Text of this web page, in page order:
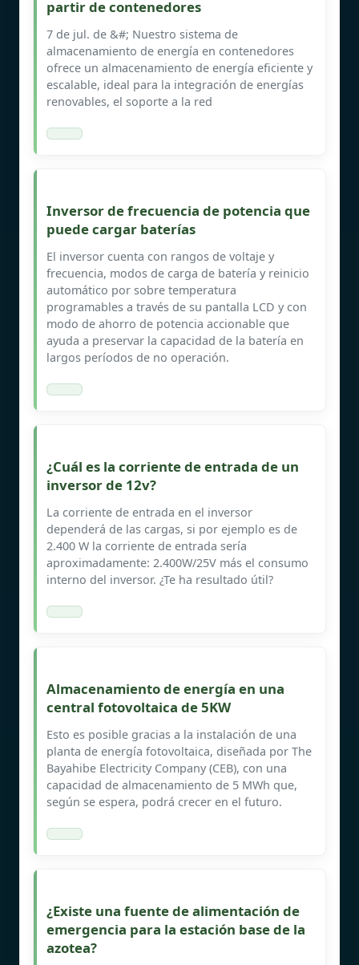
partir de contenedores
7 de jul. de &#; Nuestro sistema de
almacenamiento de energía en contenedores
ofrece un almacenamiento de energía eficiente y
escalable, ideal para la integración de energías
renovables, el soporte a la red
Inversor de frecuencia de potencia que
puede cargar baterías
El inversor cuenta con rangos de voltaje y
frecuencia, modos de carga de batería y reinicio
automático por sobre temperatura
programables a través de su pantalla LCD y con
modo de ahorro de potencia accionable que
ayuda a preservar la capacidad de la batería en
largos períodos de no operación.
¿Cuál es la corriente de entrada de un
inversor de 12v?
La corriente de entrada en el inversor
dependerá de las cargas, si por ejemplo es de
2.400 W la corriente de entrada sería
aproximadamente: 2.400W/25V más el consumo
interno del inversor. ¿Te ha resultado útil?
Almacenamiento de energía en una
central fotovoltaica de 5KW
Esto es posible gracias a la instalación de una
planta de energía fotovoltaica, diseñada por The
Bayahibe Electricity Company (CEB), con una
capacidad de almacenamiento de 5 MWh que,
según se espera, podrá crecer en el futuro.
¿Existe una fuente de alimentación de
emergencia para la estación base de la
azotea?